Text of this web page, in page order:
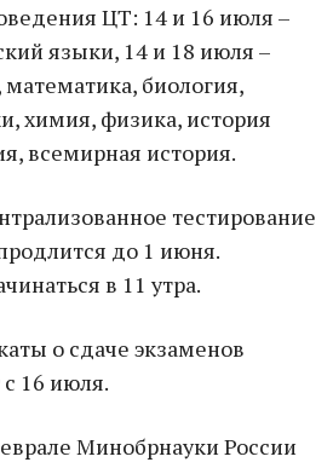
ЦТ: 14 и 16 июля –
языки, 14 и 18 июля –
биология,
химия, физика, история
всемирная история.
тестирование
до 1 июня.
в 11 утра.
о сдаче экзаменов
16 июля.
Минобрнауки России